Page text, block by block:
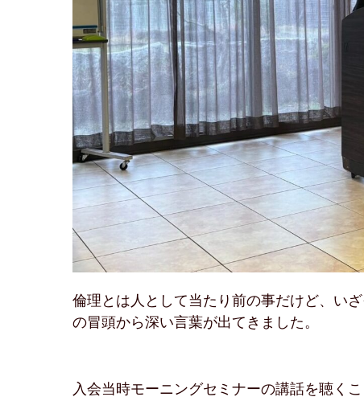
倫理とは人として当たり前の事だけど、い
の冒頭から深い言葉が出てきました。
入会当時モーニングセミナーの講話を聴く